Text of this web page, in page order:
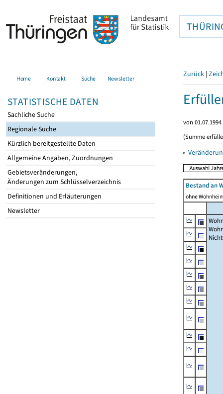
Home Kontakt Suche Newsletter
STATISTISCHE DATEN
Sachliche Suche
Regionale Suche
Kürzlich bereitgestellte Daten
Allgemeine Angaben, Zuordnungen
Gebietsveränderungen,
Änderungen zum Schlüsselverzeichnis
Definitionen und Erläuterungen
Newsletter
Zurück |
von
(Summe
▸
Bestand an
ohne